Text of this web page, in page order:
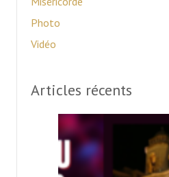
Photo
Vidéo
Articles récents